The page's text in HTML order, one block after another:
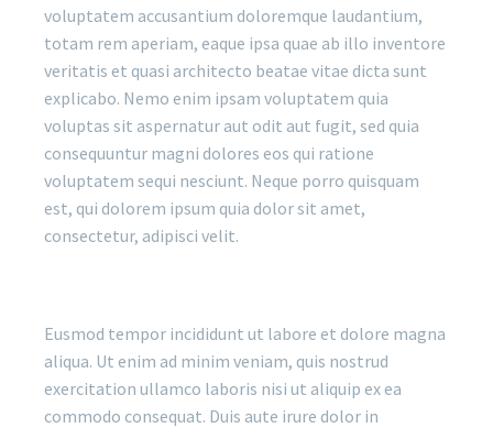
voluptatem accusantium doloremque laudantium,
totam rem aperiam, eaque ipsa quae ab illo inventore
veritatis et quasi architecto beatae vitae dicta sunt
explicabo. Nemo enim ipsam voluptatem quia
voluptas sit aspernatur aut odit aut fugit, sed quia
consequuntur magni dolores eos qui ratione
voluptatem sequi nesciunt. Neque porro quisquam
est, qui dolorem ipsum quia dolor sit amet,
consectetur, adipisci velit.
Eusmod tempor incididunt ut labore et dolore magna
aliqua. Ut enim ad minim veniam, quis nostrud
exercitation ullamco laboris nisi ut aliquip ex ea
commodo consequat. Duis aute irure dolor in